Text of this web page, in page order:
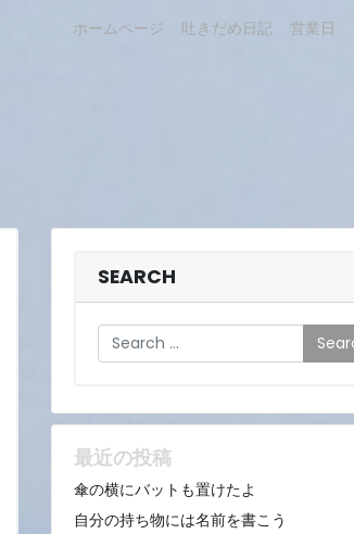
ホームページ 吐きだめ日記 営業日
SEARCH
Search
最近の投稿
傘の横にバットも置けたよ
自分の持ち物には名前を書こう